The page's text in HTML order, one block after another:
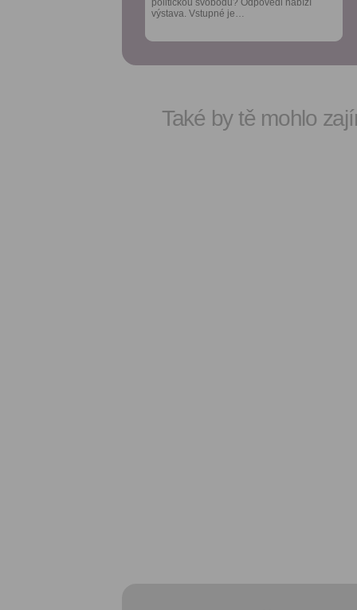
politickou svobodu? Odpovědi nabízí
výstava. Vstupné je…
politickou svobodu? Odpovědi nabízí
výstava. Vstupné je…
Také by tě mohlo